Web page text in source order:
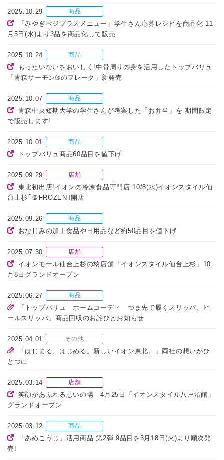
2025.10.29 商品
「みやぎべジプラスメニュー」学生さん応募レシピを商品化 11
月5日(水)より3品を商品化して販売
2025.10.24 商品
もったいないをおいしく!中骨周りの身を活用したトップバリュ
「青森サーモン®のフレーク」新発売
2025.10.07 商品
青森中央短期大学の学生さんが考案した「お弁当」を 期間限定
で販売します!
2025.10.01 商品
トップバリュ商品60品目を値下げ
2025.09.29 店舗
東北初出店!イオンの冷凍食品専門店 10/8(水)イオンスタイル仙
台上杉｢＠FROZEN｣開店
2025.09.26 商品
おなじみの加工食品や日用品など約50品目を値下げ
2025.07.30 店舗
イオンモール仙台上杉の核店舗「イオンスタイル仙台上杉」10
月8日グランドオープン
2025.06.27 商品
「トップバリュ ホームコーディ つま先で履くスリッパ、ヒ
ールスリッパ」商品回収のお詫びとお知らせ
2025.04.01 その他
「はじまる、はじめる。新しいイオン東北。」両社の想いがひ
とつに
2025.03.14 店舗
笑顔があふれる憩いの場 4月25日「イオンスタイル八戸沼館」
グランドオープン
2025.03.12 商品
「あめこうじ」活用商品 第2弾 9品目を3月18日(火)より順次発
売!